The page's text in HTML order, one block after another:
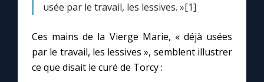
Mes intentions de prière
Une Minute avec Marie
Une neuvaine
usée par le travail, les lessives. »[1]
Ces mains de la Vierge Marie, « déjà usées
par le travail, les lessives », semblent illustrer
ce que disait le curé de Torcy :